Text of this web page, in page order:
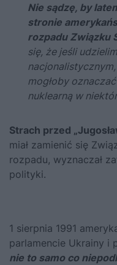
Nie sądzę, by
stronie
rozpadu Związku
się, że jeśli
mogłoby
nuklearną w
Strach przed
miał zamienić się
rozpadu, wyznaczał
polityki.
1 sierpnia 1991
parlamencie Ukrainy i
nie to samo co